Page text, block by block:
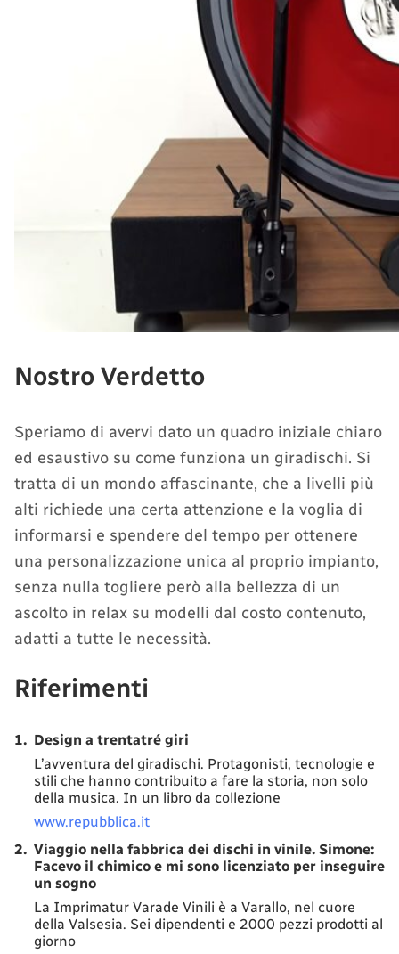
Nostro Verdetto
Speriamo di avervi dato un quadro iniziale chiaro
ed esaustivo su come funziona un giradischi. Si
tratta di un mondo affascinante, che a livelli più
alti richiede una certa attenzione e la voglia di
informarsi e spendere del tempo per ottenere
una personalizzazione unica al proprio impianto,
senza nulla togliere però alla bellezza di un
ascolto in relax su modelli dal costo contenuto,
adatti a tutte le necessità.
Riferimenti
1. Design a trentatré giri
L’avventura del giradischi. Protagonisti, tecnologie e
stili che hanno contribuito a fare la storia, non solo
della musica. In un libro da collezione
www.repubblica.it
2. Viaggio nella fabbrica dei dischi in vinile. Simone:
Facevo il chimico e mi sono licenziato per inseguire
un sogno
La Imprimatur Varade Vinili è a Varallo, nel cuore
della Valsesia. Sei dipendenti e 2000 pezzi prodotti al
giorno